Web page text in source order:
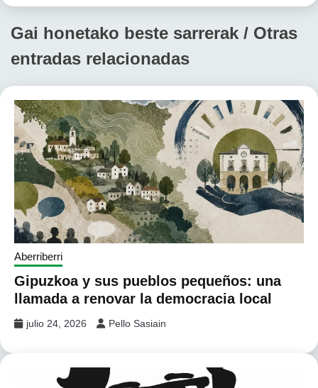
Gai honetako beste sarrerak / Otras
entradas relacionadas
Aberriberri
Gipuzkoa y sus pueblos pequeños: una
llamada a renovar la democracia local
julio 24, 2026 Pello Sasiain